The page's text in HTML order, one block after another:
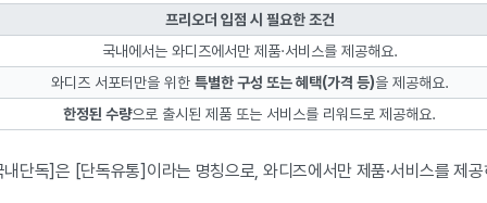
프리오더 입점 시 필요한 조건
국내에서는 와디즈에서만 제품·서비스를 제공해요.
와디즈 서포터만을 위한 특별한 구성 또는 혜택(가격 등)을 제공해요.
한정된 수량으로 출시된 제품 또는 서비스를 리워드로 제공해요.
단독]은 [단독유통]이라는 명칭으로, 와디즈에서만 제품·서비스를 제